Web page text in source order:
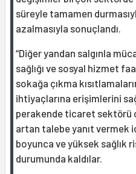
süreyle tamamen
azalmasıyla sonuçlandı.
“Diğer yandan salgınla
sağlığı ve sosyal hizmet
sokağa çıkma
ihtiyaçlarına erişimlerini
perakende ticaret sektörü
artan talebe yanıt vermek
boyunca ve yüksek sağlık
durumunda kaldılar.